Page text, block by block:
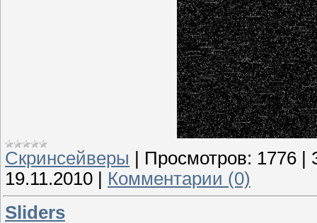
Скринсейверы Просмотров: 1776
19.11.2010
Комментарии (0)
Sliders